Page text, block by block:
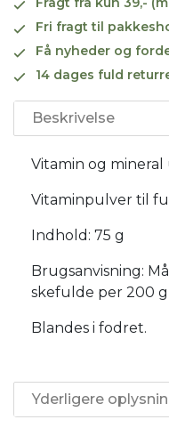
Fri fragt til
Få nyheder og
14 dages fuld
Beskrivelse
Vitamin og mineral
Vitaminpulver til
Indhold: 75 g
Brugsanvisning:
skefulde per 200
Blandes i fodret.
Yderligere